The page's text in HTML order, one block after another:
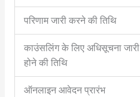
परिणाम जारी करने की तिथि
काउंसलिंग के लिए अधिसूचना जारी
होने की तिथि
ऑनलाइन आवेदन प्रारंभ